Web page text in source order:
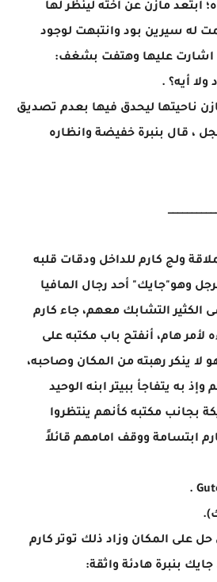
ابتعد مازن عن اخته لينظر لها
له سيرين بود وانتبهت لوجود
، اشارت عليها وهتفت بشغف:
أيه؟ .
ناحيتها ليحدق فيها بعدم تصديق
، قال بنبرة خفيضة وانظاره
ولج كارم للداخل ودقات قلبه
وهو"جايك" أحد رجال المافيا
الكثير التشابك معهم، جاء كارم
لأمر هام، أنفتح باب مكتبه على
لا ينكر رهبته من المكان وصاحبه،
به يتفاجأ ببيتر ابنه الوحيد
بجانب مكتبه كأنهم ينتظروا
ابتسامة ووقف امامهم قائلاً
على المكان وزاد ذلك توتر كارم
بنبرة هادئة واثقة: